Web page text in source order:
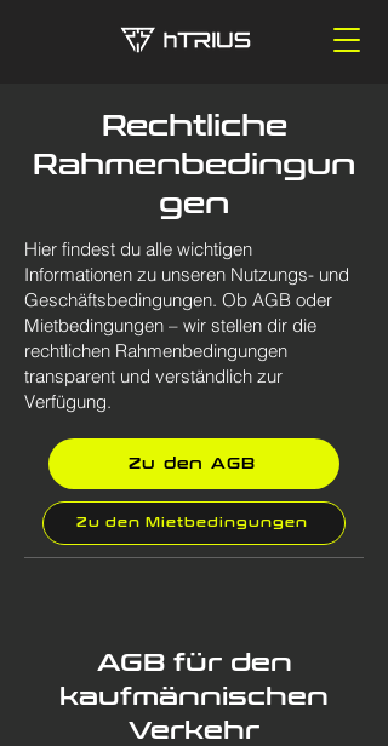
Rechtliche
Rahmenbedingun
gen
Hier findest du alle wichtigen
Informationen zu unseren Nutzungs- und
Geschäftsbedingungen. Ob AGB oder
Mietbedingungen – wir stellen dir die
rechtlichen Rahmenbedingungen
transparent und verständlich zur
Verfügung.
Zu den AGB
Zu den Mietbedingungen
AGB für den
kaufmännischen
Verkehr